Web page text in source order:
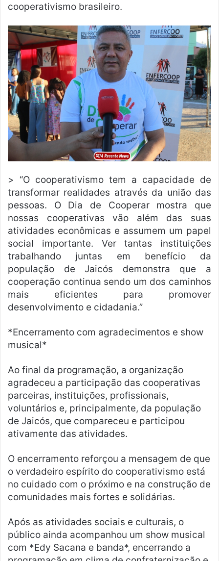
cooperativismo brasileiro.
> “O cooperativismo tem a capacidade de
transformar realidades através da união das
pessoas. O Dia de Cooperar mostra que
nossas cooperativas vão além das suas
atividades econômicas e assumem um papel
social importante. Ver tantas instituições
trabalhando juntas em benefício da
população de Jaicós demonstra que a
cooperação continua sendo um dos caminhos
mais eficientes para promover
desenvolvimento e cidadania.”
*Encerramento com agradecimentos e show
musical*
Ao final da programação, a organização
agradeceu a participação das cooperativas
parceiras, instituições, profissionais,
voluntários e, principalmente, da população
de Jaicós, que compareceu e participou
ativamente das atividades.
O encerramento reforçou a mensagem de que
o verdadeiro espírito do cooperativismo está
no cuidado com o próximo e na construção de
comunidades mais fortes e solidárias.
Após as atividades sociais e culturais, o
público ainda acompanhou um show musical
com *Edy Sacana e banda*, encerrando a